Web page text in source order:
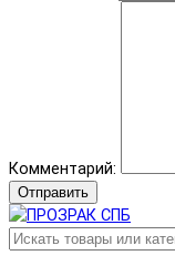
Комментарий:
Отправить